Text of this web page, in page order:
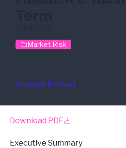
Market Risk
Giuseppe Morisani
Download PDF
Executive Summary